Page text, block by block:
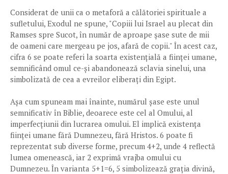
Considerat de unii ca o metaforă a călătoriei spirituale a
sufletului, Exodul ne spune, "Copiii lui Israel au plecat din
Ramses spre Sucot, în număr de aproape şase sute de mii
de oameni care mergeau pe jos, afară de copii." În acest caz,
cifra 6 se poate referi la soarta existențială a ființei umane,
semnificând omul ce-și abandonează sclavia sinelui, una
simbolizată de cea a evreilor eliberați din Egipt.
Așa cum spuneam mai înainte, numărul șase este unul
semnificativ în Biblie, deoarece este cel al Omului, al
imperfecțiunii din lucrarea omului. El implică existența
ființei umane fără Dumnezeu, fără Hristos. 6 poate fi
reprezentat sub diverse forme, precum 4+2, unde 4 reflectă
lumea omenească, iar 2 exprimă vrajba omului cu
Dumnezeu. În varianta 5+1=6, 5 simbolizează grația divină,